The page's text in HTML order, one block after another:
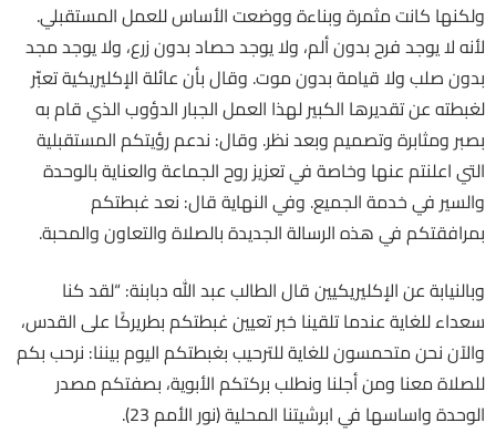
ولكنها كانت مثمرة وبناءة ووضعت الأساس للعمل المستقبلي.
لأنه لا يوجد فرح بدون ألم، ولا يوجد حصاد بدون زرع، ولا يوجد مجد
بدون صلب ولا قيامة بدون موت. وقال بأن عائلة الإكليريكية تعبّر
لغبطته عن تقديرها الكبير لهذا العمل الجبار الدؤوب الذي قام به
بصبر ومثابرة وتصميم وبعد نظر. وقال: ندعم رؤيتكم المستقبلية
التي اعلنتم عنها وخاصة في تعزيز روح الجماعة والعناية بالوحدة
والسير في خدمة الجميع. وفي النهاية قال: نعد غبطتكم
بمرافقتكم في هذه الرسالة الجديدة بالصلاة والتعاون والمحبة.
وبالنيابة عن الإكليريكيين قال الطالب عبد الله دبابنة: “لقد كنا
سعداء للغاية عندما تلقينا خبر تعيين غبطتكم بطريركًا على القدس،
والآن نحن متحمسون للغاية للترحيب بغبطتكم اليوم بيننا: نرحب بكم
للصلاة معنا ومن أجلنا ونطلب بركتكم الأبوية، بصفتكم مصدر
الوحدة واساسها في ابرشيتنا المحلية (نور الأمم 23).